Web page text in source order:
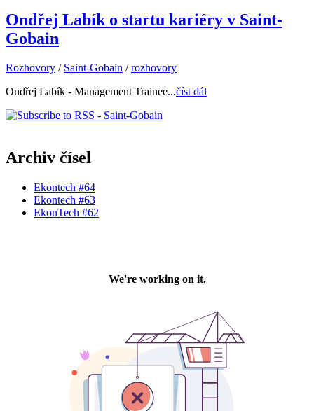
Ondřej Labík o startu kariéry v Saint-
Gobain
Rozhovory / Saint-Gobain /rozhovory
Ondřej Labík - Management Trainee...číst dál
Archiv čísel
Ekontech #64
Ekontech #63
EkonTech #62